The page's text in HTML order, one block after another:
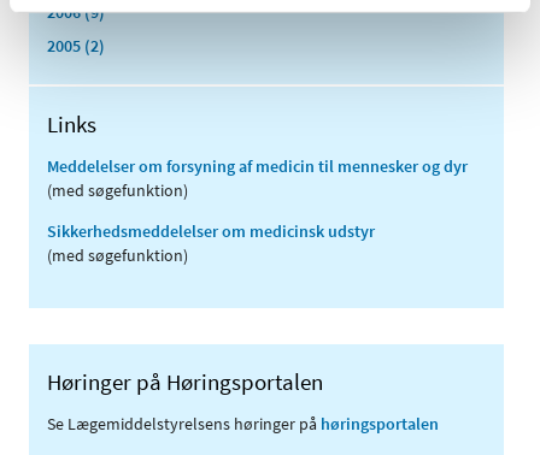
2006 (9)
2005 (2)
Links
Meddelelser om forsyning af medicin til mennesker og dyr
(med søgefunktion)
Sikkerhedsmeddelelser om medicinsk udstyr
(med søgefunktion)
Høringer på Høringsportalen
Se Lægemiddelstyrelsens høringer på høringsportalen